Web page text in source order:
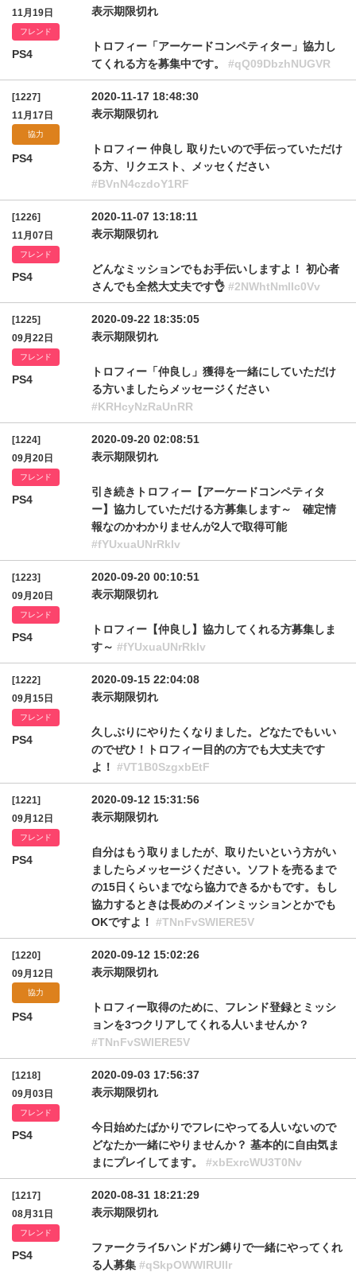
11月19日
フレンド
PS4
表示期限切れ
トロフィー「アーケードコンペティター」協力し
てくれる方を募集中です。 #qQ09DbzhNUGVR
[1227]
11月17日
協力
PS4
2020-11-17 18:48:30
表示期限切れ
トロフィー 仲良し 取りたいので手伝っていただけ
る方、リクエスト、メッセください
#BVnN4czdoY1RF
[1226]
11月07日
フレンド
PS4
2020-11-07 13:18:11
表示期限切れ
どんなミッションでもお手伝いしますよ！ 初心者
さんでも全然大丈夫です👌 #2NWhtNmlIc0Vv
[1225]
09月22日
フレンド
PS4
2020-09-22 18:35:05
表示期限切れ
トロフィー「仲良し」獲得を一緒にしていただけ
る方いましたらメッセージください
#KRHcyNzRaUnRR
[1224]
09月20日
フレンド
PS4
2020-09-20 02:08:51
表示期限切れ
引き続きトロフィー【アーケードコンペティタ
ー】協力していただける方募集します～ 確定情
報なのかわかりませんが2人で取得可能
#fYUxuaUNrRklv
[1223]
09月20日
フレンド
PS4
2020-09-20 00:10:51
表示期限切れ
トロフィー【仲良し】協力してくれる方募集しま
す～ #fYUxuaUNrRklv
[1222]
09月15日
フレンド
PS4
2020-09-15 22:04:08
表示期限切れ
久しぶりにやりたくなりました。どなたでもいい
のでぜひ！トロフィー目的の方でも大丈夫です
よ！ #VT1B0SzgxbEtF
[1221]
09月12日
フレンド
PS4
2020-09-12 15:31:56
表示期限切れ
自分はもう取りましたが、取りたいという方がい
ましたらメッセージください。ソフトを売るまで
の15日くらいまでなら協力できるかもです。もし
協力するときは長めのメインミッションとかでも
OKですよ！ #TNnFvSWlERE5V
[1220]
09月12日
協力
PS4
2020-09-12 15:02:26
表示期限切れ
トロフィー取得のために、フレンド登録とミッシ
ョンを3つクリアしてくれる人いませんか？
#TNnFvSWlERE5V
[1218]
09月03日
フレンド
PS4
2020-09-03 17:56:37
表示期限切れ
今日始めたばかりでフレにやってる人いないので
どなたか一緒にやりませんか？ 基本的に自由気ま
まにプレイしてます。 #xbExrcWU3T0Nv
[1217]
08月31日
フレンド
PS4
2020-08-31 18:21:29
表示期限切れ
ファークライ5ハンドガン縛りで一緒にやってくれ
る人募集 #qSkpOWWlRUllr